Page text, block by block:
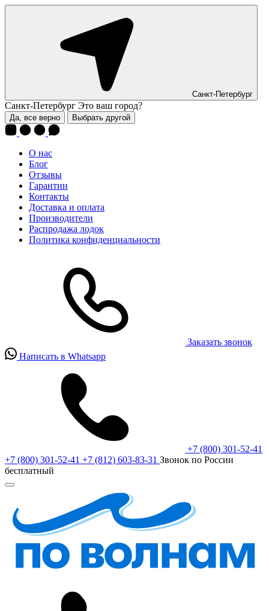
Санкт-Петербург
Санкт-Петербург Это ваш город?
Да, все верно Выбрать другой
О нас
Блог
Отзывы
Гарантии
Контакты
Доставка и оплата
Производители
Распродажа лодок
Политика конфиденциальности
Заказать звонок
Написать в Whatsapp
+7 (800) 301-52-41
+7 (800) 301-52-41 +7 (812) 603-83-31 Звонок по России
бесплатный